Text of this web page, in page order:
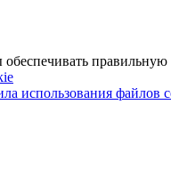
правильную
использования файлов